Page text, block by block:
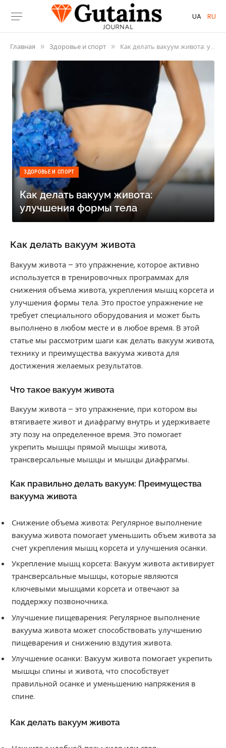
UA RU
Главная » Здоровье и спорт » Как делать вакуум живота: улучшения формы тела
ЗДОРОВЬЕ И СПОРТ
Как делать вакуум живота:
улучшения формы тела
Как делать вакуум живота
Вакуум живота – это упражнение, которое активно
используется в тренировочных программах для
снижения объема живота, укрепления мышц корсета и
улучшения формы тела. Это простое упражнение не
требует специального оборудования и может быть
выполнено в любом месте и в любое время. В этой
статье мы рассмотрим шаги как делать вакуум живота,
технику и преимущества вакуума живота для
достижения желаемых результатов.
Что такое вакуум живота
Вакуум живота – это упражнение, при котором вы
втягиваете живот и диафрагму внутрь и удерживаете
эту позу на определенное время. Это помогает
укрепить мышцы прямой мышцы живота,
трансверсальные мышцы и мышцы диафрагмы.
Как правильно делать вакуум: Преимущества
вакуума живота
Снижение объема живота: Регулярное выполнение
вакуума живота помогает уменьшить объем живота за
счет укрепления мышц корсета и улучшения осанки.
Укрепление мышц корсета: Вакуум живота активирует
трансверсальные мышцы, которые являются
ключевыми мышцами корсета и отвечают за
поддержку позвоночника.
Улучшение пищеварения: Регулярное выполнение
вакуума живота может способствовать улучшению
пищеварения и снижению вздутия живота.
Улучшение осанки: Вакуум живота помогает укрепить
мышцы спины и живота, что способствует
правильной осанке и уменьшению напряжения в
спине.
Как делать вакуум живота